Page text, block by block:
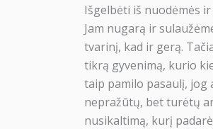
Išgelbėti iš nuodėmės
Jam nugarą ir
tvarinį, kad ir gerą.
tikrą gyvenimą, kurio
taip pamilo pasaulį, jog
nepražūtų, bet turėtų
nusikaltimą, kurį